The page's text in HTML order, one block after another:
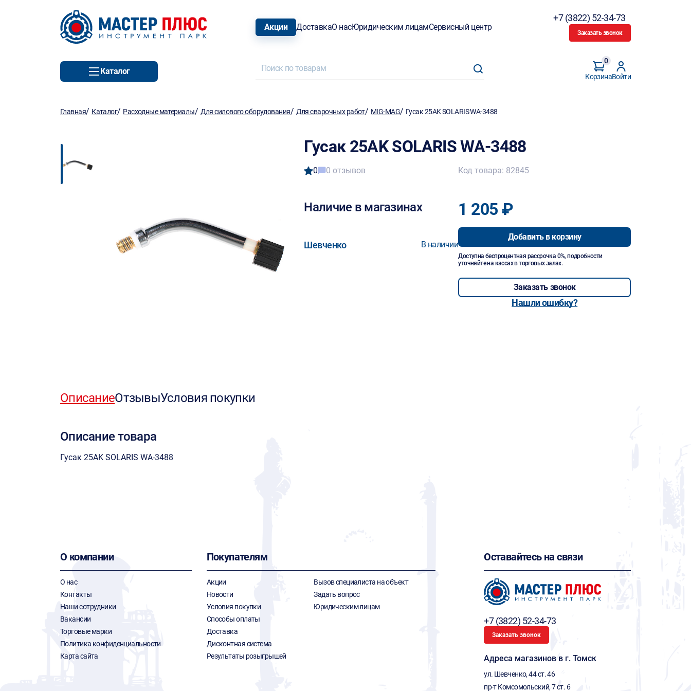
Акции ДоставкаО насЮридическим лицамСервисный центр
+7 (3822) 52-34-73
Заказать звонок
Каталог
Корзина
0
Войти
Главная/ Каталог/ Расходные материалы/ Для силового оборудования/ Для сварочных работ/ MIG-MAG/ Гусак 25AK SOLARIS WA-3488
Гусак 25AK SOLARIS WA-3488
0 0 отзывов
Наличие в магазинах
Шевченко В наличии
Код товара: 82845
1 205 ₽
Добавить в корзину
Доступна беспроцентная рассрочка 0%, подробности
уточняйте на кассах в торговых залах.
Заказать звонок
Нашли ошибку?
ОписаниеОтзывыУсловия покупки
Описание товара
Гусак 25AK SOLARIS WA-3488
О компании
О нас
Контакты
Наши сотрудники
Вакансии
Торговые марки
Политика конфиденциальности
Карта сайта
Покупателям
Акции
Новости
Условия покупки
Способы оплаты
Доставка
Дисконтная система
Результаты розыгрышей
Вызов специалиста на объект
Задать вопрос
Юридическим лицам
Оставайтесь на связи
+7 (3822) 52-34-73
Заказать звонок
Адреса магазинов в г. Томск
ул. Шевченко, 44 ст. 46
пр-т Комсомольский, 7 ст. 6